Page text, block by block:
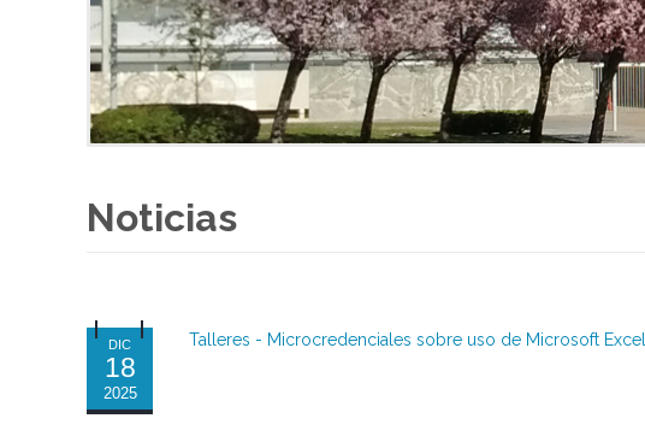
Noticias
DIC
18
2025
Talleres - Microcredenciales sobre uso de Microsoft Excel